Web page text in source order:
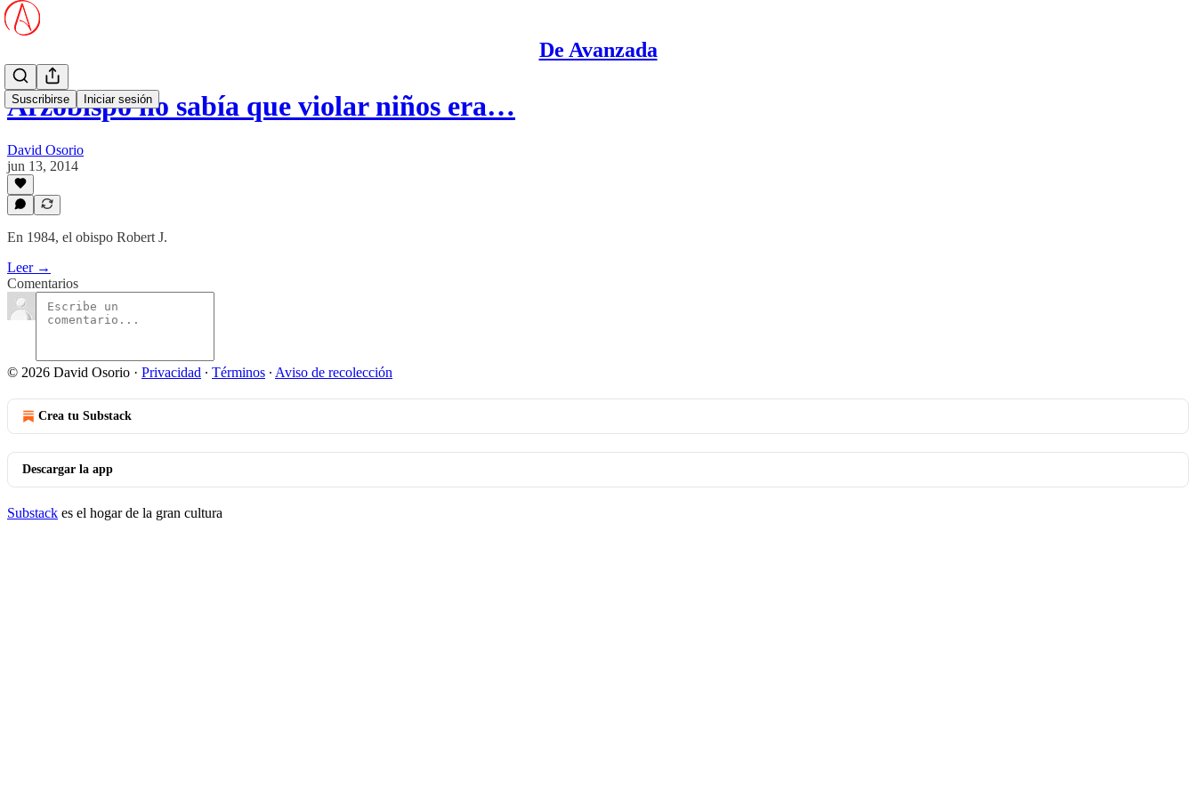
De Avanzada
Suscribirse Iniciar sesión
Arzobispo no sabía que violar niños era…
David Osorio
jun 13, 2014
En 1984, el obispo Robert J.
Leer →
Comentarios
© 2026 David Osorio · Privacidad ∙ Términos ∙ Aviso de recolección
Crea tu Substack
Descargar la app
Substack es el hogar de la gran cultura